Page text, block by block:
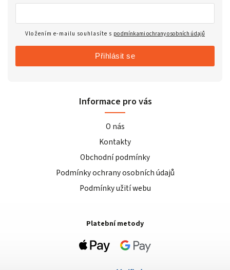
Vložením e-mailu souhlasíte s podmínkami ochrany osobních údajů
Přihlásit se
Informace pro vás
O nás
Kontakty
Obchodní podmínky
Podmínky ochrany osobních údajů
Podmínky užití webu
Platební metody